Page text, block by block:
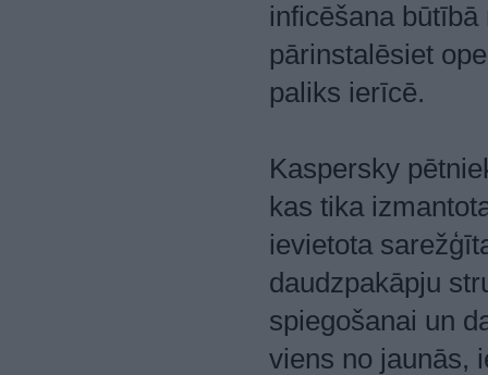
inficēšana
pārinstalēsiet
paliks ierīcē.
Kaspersky
kas tika
ievietota
daudzpakāpju
spiegošanai un
viens no jaunās,